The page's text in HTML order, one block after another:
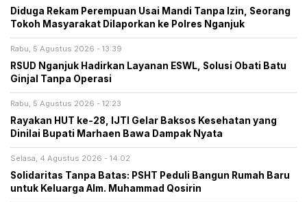
Diduga Rekam Perempuan Usai Mandi Tanpa Izin, Seorang
Tokoh Masyarakat Dilaporkan ke Polres Nganjuk
Rabu, 5 Agustus 2026 - 13:39
RSUD Nganjuk Hadirkan Layanan ESWL, Solusi Obati Batu
Ginjal Tanpa Operasi
Rabu, 5 Agustus 2026 - 12:23
Rayakan HUT ke-28, IJTI Gelar Baksos Kesehatan yang
Dinilai Bupati Marhaen Bawa Dampak Nyata
Selasa, 4 Agustus 2026 - 14:02
Solidaritas Tanpa Batas: PSHT Peduli Bangun Rumah Baru
untuk Keluarga Alm. Muhammad Qosirin